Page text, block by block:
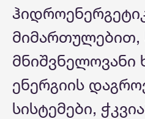
მნიშვნელოვანი
ენერგიის
სისტემები,